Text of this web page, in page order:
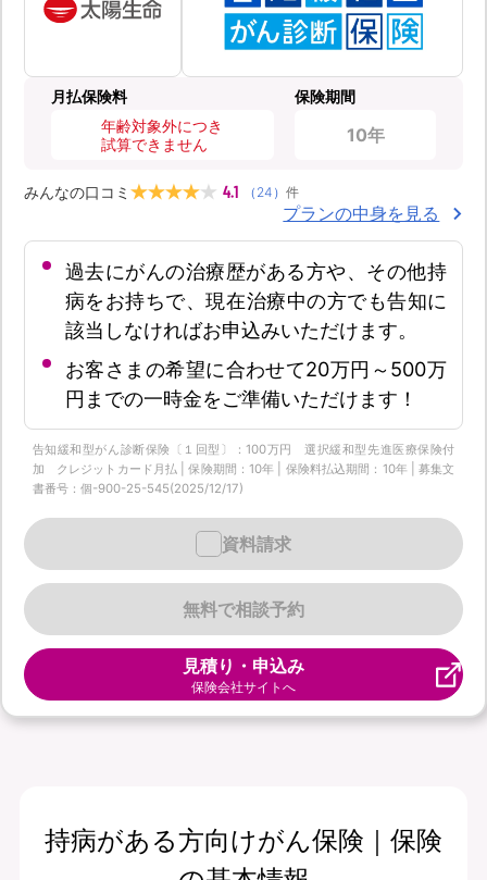
月払保険料
年齢対象外につき
試算できません
保険期間
10年
みんなの口コミ 4.1 （ 24 ） 件
プランの中身を見る
過去にがんの治療歴がある方や、その他持
病をお持ちで、現在治療中の方でも告知に
該当しなければお申込みいただけます。
お客さまの希望に合わせて20万円～500万
円までの一時金をご準備いただけます！
告知緩和型がん診断保険〔１回型〕：100万円 選択緩和型先進医療保険付
加 クレジットカード月払 | 保険期間：10年 | 保険料払込期間：10年 | 募集文
書番号：個-900-25-545(2025/12/17)
無料で相談予約
資料請求
見積り・申込み
保険会社サイトへ
持病がある方向けがん保険｜保険